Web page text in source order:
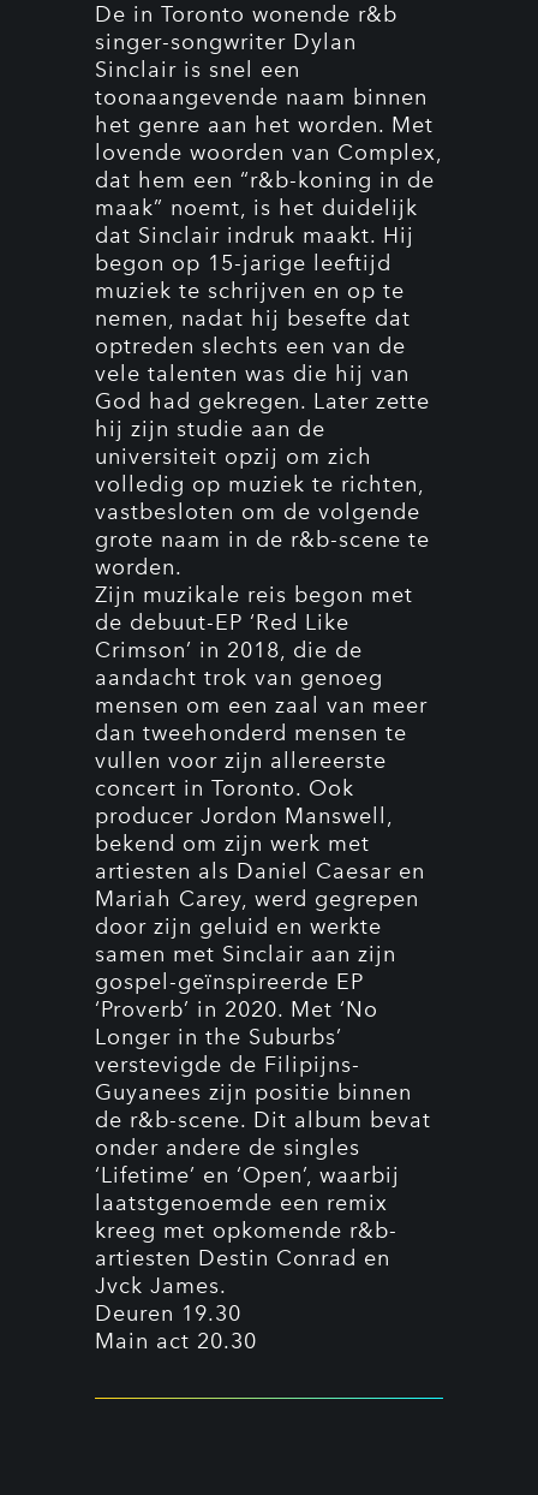
De in Toronto wonende r&b
singer-songwriter Dylan
Sinclair is snel een
toonaangevende naam binnen
het genre aan het worden. Met
lovende woorden van Complex,
dat hem een “r&b-koning in de
maak” noemt, is het duidelijk
dat Sinclair indruk maakt. Hij
begon op 15-jarige leeftijd
muziek te schrijven en op te
nemen, nadat hij besefte dat
optreden slechts een van de
vele talenten was die hij van
God had gekregen. Later zette
hij zijn studie aan de
universiteit opzij om zich
volledig op muziek te richten,
vastbesloten om de volgende
grote naam in de r&b-scene te
worden.
Zijn muzikale reis begon met
de debuut-EP ‘Red Like
Crimson’ in 2018, die de
aandacht trok van genoeg
mensen om een zaal van meer
dan tweehonderd mensen te
vullen voor zijn allereerste
concert in Toronto. Ook
producer Jordon Manswell,
bekend om zijn werk met
artiesten als Daniel Caesar en
Mariah Carey, werd gegrepen
door zijn geluid en werkte
samen met Sinclair aan zijn
gospel-geïnspireerde EP
‘Proverb’ in 2020. Met ‘No
Longer in the Suburbs’
verstevigde de Filipijns-
Guyanees zijn positie binnen
de r&b-scene. Dit album bevat
onder andere de singles
‘Lifetime’ en ‘Open’, waarbij
laatstgenoemde een remix
kreeg met opkomende r&b-
artiesten Destin Conrad en
Jvck James.
Deuren 19.30
Main act 20.30